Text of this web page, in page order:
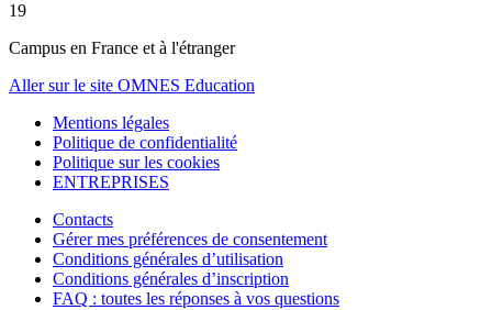
19
Campus en France et à l'étranger
Aller sur le site OMNES Education
Mentions légales
Politique de confidentialité
Politique sur les cookies
ENTREPRISES
Contacts
Gérer mes préférences de consentement
Conditions générales d’utilisation
Conditions générales d’inscription
FAQ : toutes les réponses à vos questions